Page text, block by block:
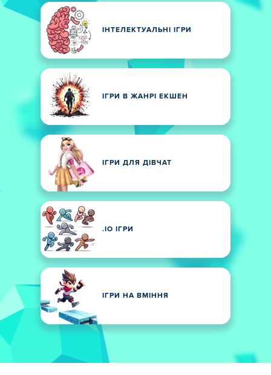
ІНТЕЛЕКТУАЛЬНІ ІГРИ
ІГРИ В ЖАНРІ ЕКШЕН
ІГРИ ДЛЯ ДІВЧАТ
.IO ІГРИ
ІГРИ НА ВМІННЯ